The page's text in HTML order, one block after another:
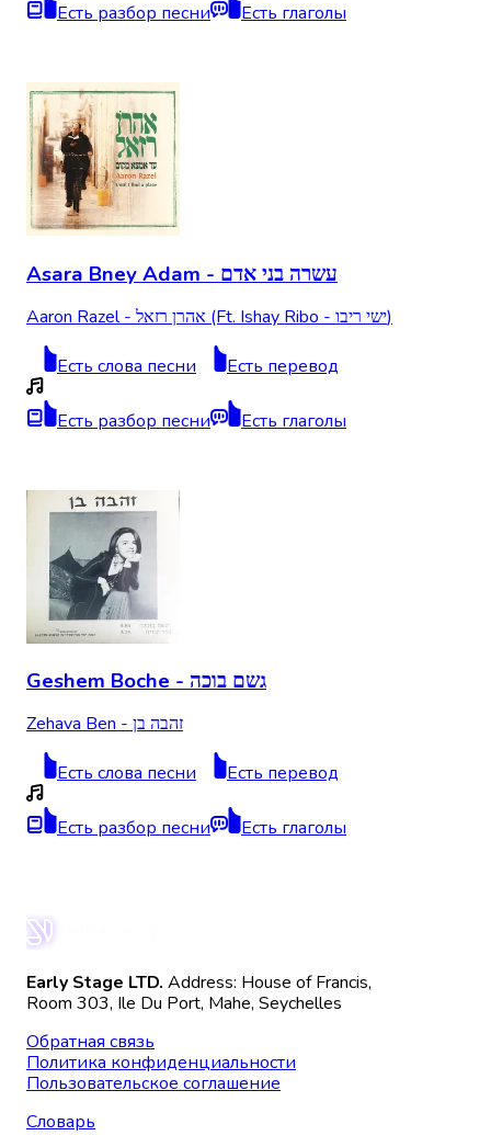
Есть разбор песни Есть глаголы
Asara Bney Adam - עשרה בני אדם
Aaron Razel - אהרן רזאל (Ft. Ishay Ribo - ישי ריבו)
Есть слова песни Есть перевод
Есть разбор песни Есть глаголы
Geshem Boche - גשם בוכה
Zehava Ben - זהבה בן
Есть слова песни Есть перевод
Есть разбор песни Есть глаголы
Early Stage LTD. Address: House of Francis,
Room 303, Ile Du Port, Mahe, Seychelles
Обратная связь
Политика конфиденциальности
Пользовательское соглашение
Словарь